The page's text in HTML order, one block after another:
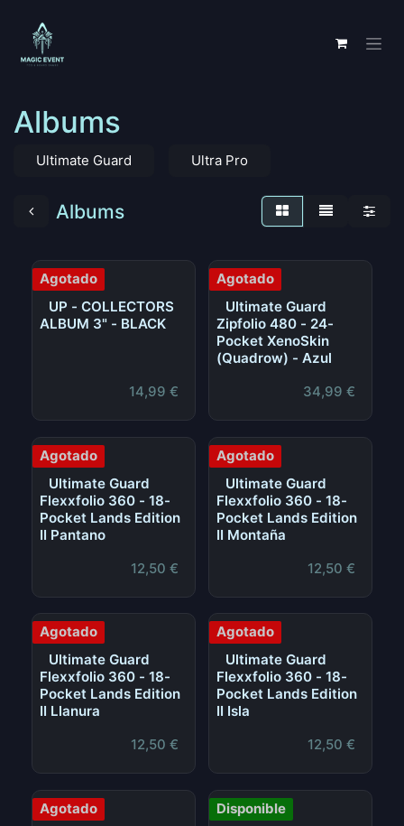
Albums
Ultimate Guard Ultra Pro
Albums
Agotado
UP - COLLECTORS
ALBUM 3" - BLACK
14,99 €
Agotado
Ultimate Guard
Zipfolio 480 - 24-
Pocket XenoSkin
(Quadrow) - Azul
34,99 €
Agotado
Ultimate Guard
Flexxfolio 360 - 18-
Pocket Lands Edition
II Pantano
12,50 €
Agotado
Ultimate Guard
Flexxfolio 360 - 18-
Pocket Lands Edition
II Montaña
12,50 €
Agotado
Ultimate Guard
Flexxfolio 360 - 18-
Pocket Lands Edition
II Llanura
12,50 €
Agotado
Ultimate Guard
Flexxfolio 360 - 18-
Pocket Lands Edition
II Isla
12,50 €
Agotado
Disponible